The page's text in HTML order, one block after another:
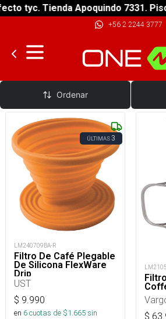
tyc. Tienda Apoquindo 7331.
+56 2 2244 3777
Cafeteras y Accesorios
Ordenar
ÚLTIMAS3
LM240709BA-R
Filtro De Café Plegable
De Silicona FlexWare
Drip
UST
$ 9.990
en 6cuotas de $1.665sin
$